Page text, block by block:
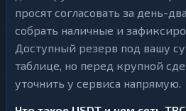
просят согласовать за день-
собрать наличные и
Доступный резерв под вашу
таблице, но перед крупной
уточнить у сервиса напрямую.